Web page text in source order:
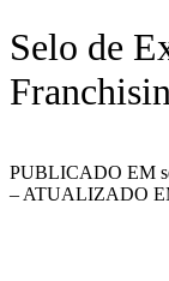
Selo de
PUBLICADO EM
– ATUALIZADO